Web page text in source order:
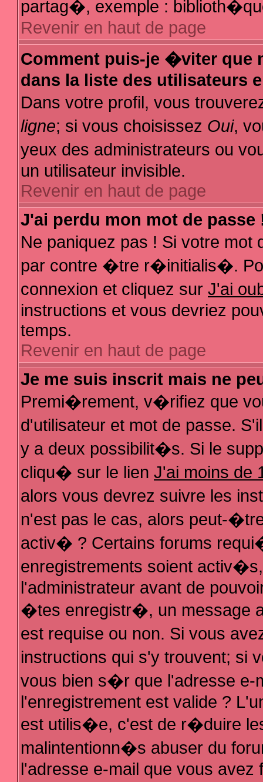
partag�, exemple :
Revenir en haut de page
Comment puis-je �viter que
dans la liste des utilisateurs
Dans votre profil, vous
ligne; si vous choisissez Oui,
yeux des administrateurs ou
un utilisateur invisible.
Revenir en haut de page
J'ai perdu mon mot de passe
Ne paniquez pas ! Si votre
par contre �tre r�initialis�.
connexion et cliquez sur J'ai
instructions et vous devriez
temps.
Revenir en haut de page
Je me suis inscrit mais ne
Premi�rement, v�rifiez que
d'utilisateur et mot de passe.
y a deux possibilit�s. Si le
cliqu� sur le lien J'ai moins de
alors vous devrez suivre les
n'est pas le cas, alors peut-
activ� ? Certains forums
enregistrements soient
l'administrateur avant de
�tes enregistr�, un message
est requise ou non. Si vous
instructions qui s'y trouvent;
vous bien s�r que l'adresse e-
l'enregistrement est valide ?
est utilis�e, c'est de r�duire
malintentionn�s abuser du
l'adresse e-mail que vous